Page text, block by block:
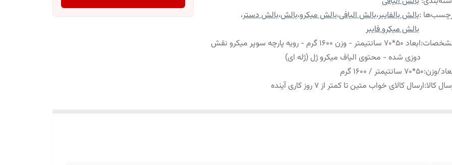
:بالش بالفایبر،بالش الیافی،بالش میکرو،بالش،بالش دستر،
بالش میکرو فایبر
:
ابعاد 50*70 سانتیمتر - وزن 1600 گرم - رویه پارچه سوپر میکرو نقش
دوزی شده - محتوی الیاف میکرو ژل (ژله ای)
وزن:50*70 سانتیمتر / 1600 گرم
کالا:ارسال کالای خواب متین تا کمتر از 7 روز کاری آینده